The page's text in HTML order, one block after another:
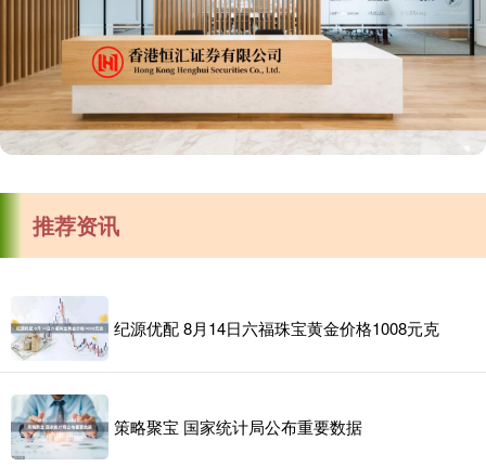
推荐资讯
纪源优配 8月14日六福珠宝黄金价格1008元克
策略聚宝 国家统计局公布重要数据